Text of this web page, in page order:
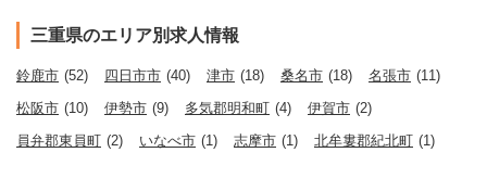
三重県のエリア別求人情報
鈴鹿市 (52) 四日市市 (40) 津市 (18) 桑名市 (18) 名張市 (11)
松阪市 (10) 伊勢市 (9) 多気郡明和町 (4) 伊賀市 (2)
員弁郡東員町 (2) いなべ市 (1) 志摩市 (1) 北牟婁郡紀北町 (1)